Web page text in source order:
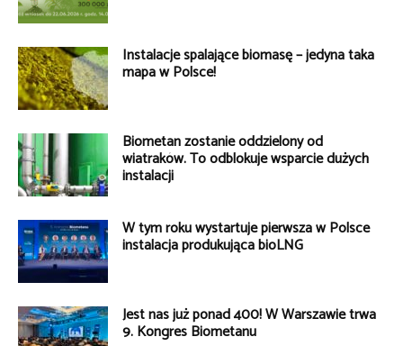
Instalacje spalające biomasę – jedyna taka
mapa w Polsce!
Biometan zostanie oddzielony od
wiatraków. To odblokuje wsparcie dużych
instalacji
W tym roku wystartuje pierwsza w Polsce
instalacja produkująca bioLNG
Jest nas już ponad 400! W Warszawie trwa
9. Kongres Biometanu